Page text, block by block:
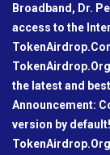
Broadband, Dr.
access to the
the latest and
Announcement:
version by